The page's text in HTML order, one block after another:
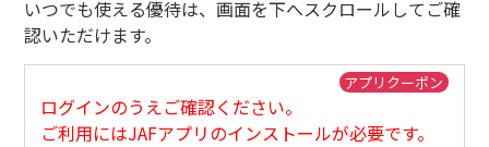
いつでも使える優待は、画面を下へスクロールしてご確
認いただけます。
アプリクーポン
ログインのうえご確認ください。
ご利用にはJAFアプリのインストールが必要です。